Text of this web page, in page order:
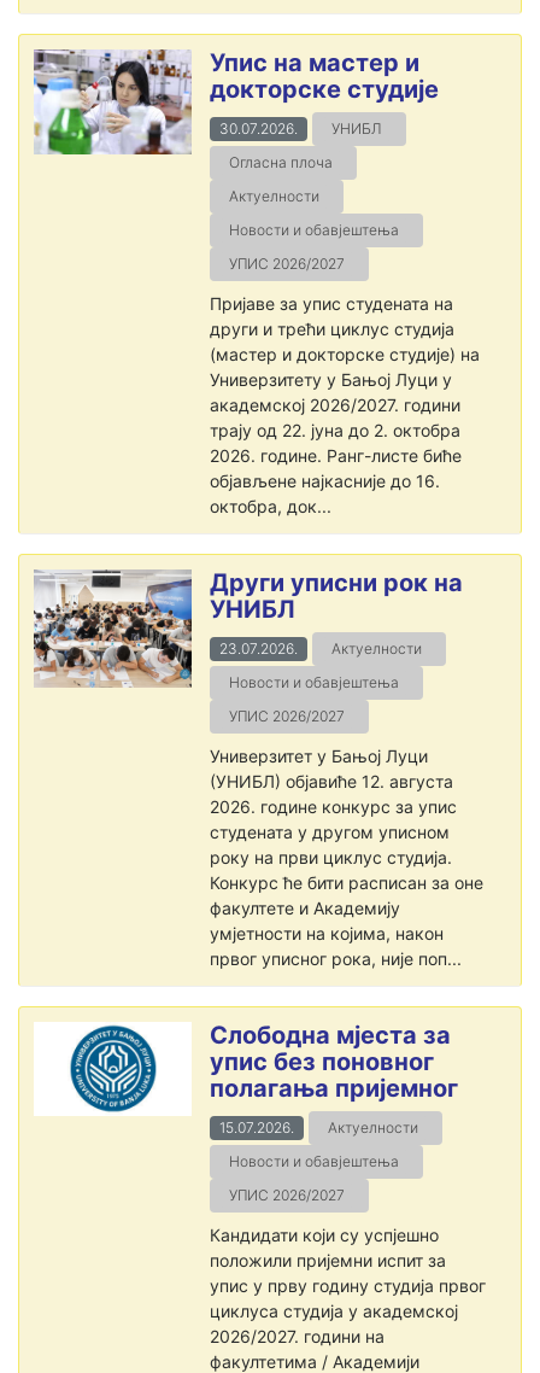
Упис на мастер и
докторске студије
30.07.2026.
УНИБЛ
Огласна плоча
Актуелности
Новости и обавјештења
УПИС 2026/2027
Пријаве за упис студената на
други и трећи циклус студија
(мастер и докторске студије) на
Универзитету у Бањој Луци у
академској 2026/2027. години
трају од 22. јуна до 2. октобра
2026. године. Ранг-листе биће
објављене најкасније до 16.
октобра, док...
Други уписни рок на
УНИБЛ
23.07.2026.
Актуелности
Новости и обавјештења
УПИС 2026/2027
Универзитет у Бањој Луци
(УНИБЛ) објавиће 12. августа
2026. године конкурс за упис
студената у другом уписном
року на први циклус студија.
Конкурс ће бити расписан за оне
факултете и Академију
умјетности на којима, након
првог уписног рока, није поп...
Слободна мјеста за
упис без поновног
полагања пријемног
15.07.2026.
Актуелности
Новости и обавјештења
УПИС 2026/2027
Кандидати који су успјешно
положили пријемни испит за
упис у прву годину студија првог
циклуса студија у академској
2026/2027. години на
факултетима / Академији